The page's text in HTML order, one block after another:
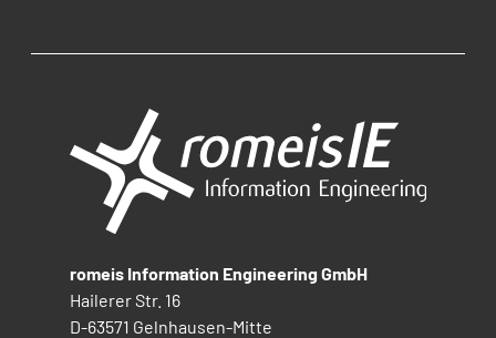
romeis Information Engineering GmbH
Hailerer Str. 16
D-63571 Gelnhausen-Mitte